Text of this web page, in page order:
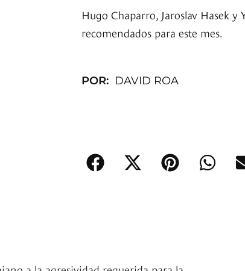
Hugo Chaparro, Jaroslav Hasek y
recomendados para este mes.
POR: DAVID ROA